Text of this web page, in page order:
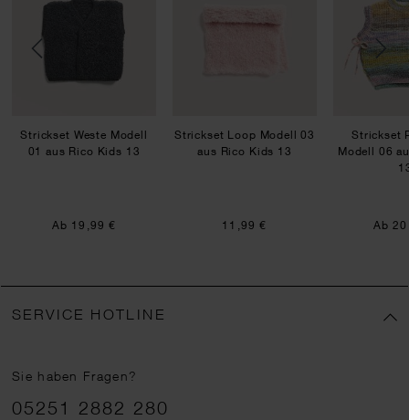
Strickset Weste Modell
01 aus Rico Kids 13
Ab 19,99 €
Strickset Loop Modell 03
aus Rico Kids 13
11,99 €
Strickset
Modell 06
Ab
SERVICE HOTLINE
Sie haben Fragen?
Telefonnummer
05251 2882 280